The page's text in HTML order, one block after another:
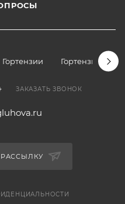
Гортензии Гортензии
ЗАКАЗАТЬ ЗВОНОК